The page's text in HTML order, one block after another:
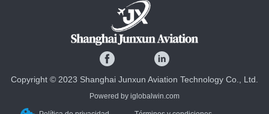
Copyright © 2023 Shanghai Junxun Aviation Technology Co., Ltd.
Powered by iglobalwin.com